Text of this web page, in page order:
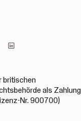
britischen
als
Nr. 900700)